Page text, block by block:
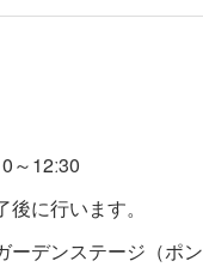
～12ː30
に行います。
デンステージ（ポン